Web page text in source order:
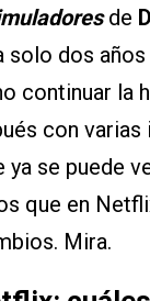
de
solo dos años
continuar la
con varias
ya se puede
que en
Mira.